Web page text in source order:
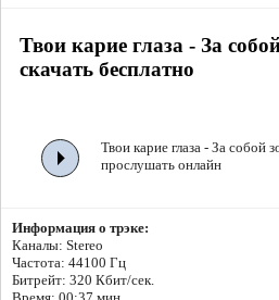
Твои карие глаза - За
скачать бесплатно
Твои карие глаза - За собой
прослушать онлайн
Информация о трэке:
Каналы: Stereo
Частота: 44100 Гц
Битрейт: 320 Кбит/сек.